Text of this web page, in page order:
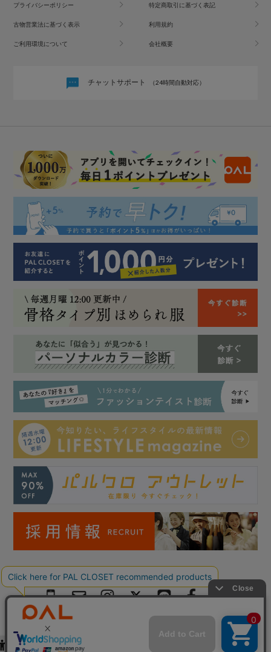
プライバシーポリシー 特定商取引に基づく表記
古物営業法に基づく表示 利用規約
ご利用環境について 会社概要
チャットサポート （24時間自動対応）